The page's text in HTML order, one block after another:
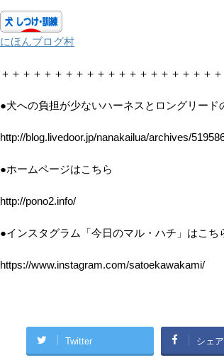
にほんブログ村
＋＋＋＋＋＋＋＋＋＋＋＋＋＋＋＋＋＋＋＋
●犬への負担が少ないハーネスとロングリード
http://blog.livedoor.jp/nanakailua/archives/
●ホームページはこちら
http://pono2.info/
●インスタグラム「今日のマル・ハチ」はこち
https://www.instagram.com/satoekawakami/
Twitter シェア